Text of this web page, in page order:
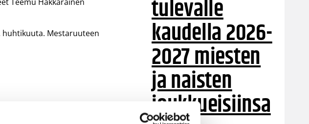
huhtikuuta. Mestaruuteen
tulevalle
kaudella 2026-
2027 miesten
ja naisten
joukkueisiinsa